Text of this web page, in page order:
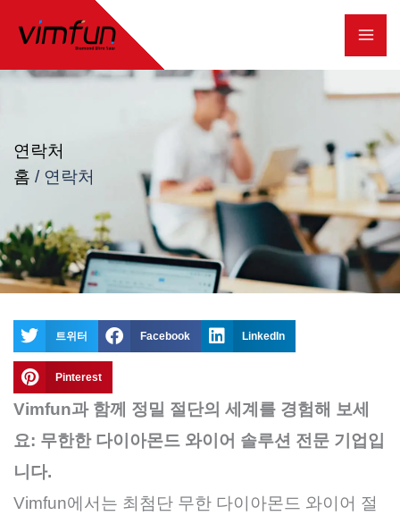
츠
너
기
연락처
홈 / 연락처
트위터 Facebook LinkedIn
Pinterest
Vimfun과 함께 정밀 절단의 세계를 경험해 보세
요: 무한한 다이아몬드 와이어 솔루션 전문 기업입
니다.
Vimfun에서는 최첨단 무한 다이아몬드 와이어 절
우편왓츠앱
우편왓츠앱